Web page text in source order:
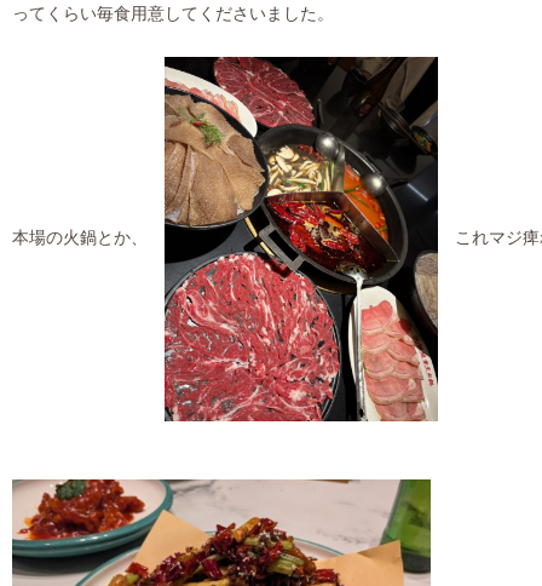
ってくらい毎食用意してくださいました。
本場の火鍋とか、 これマジ痺